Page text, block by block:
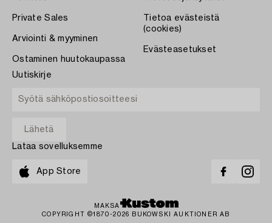
Private Sales
Arviointi & myyminen
Ostaminen huutokaupassa
Tietoa evästeistä
(cookies)
Evästeasetukset
Uutiskirje
Lataa sovelluksemme
App Store
MAKSA
COPYRIGHT ©1870-2026 BUKOWSKI AUKTIONER AB